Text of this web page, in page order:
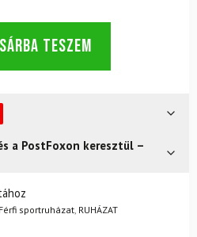
TESZEM
a PostFoxon keresztül –
Semmi gond – a terméket
napon belül, indoklás nélkül.
Férfi sportruházat, RUHÁZAT